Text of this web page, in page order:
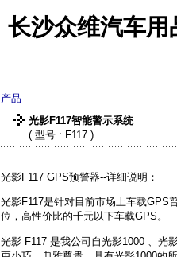
长沙众维汽车用
产品
光影F117智能警示系统
( 型号 : F117 )
光影F117 GPS预警器--详细说明：
光影F117是针对目前市场上车载GPS
位，高性价比的千元以下车载GPS。
光影 F117 是我公司自光影1000 、光